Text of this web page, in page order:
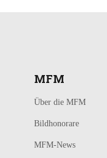
MFM
Über die MFM
Bildhonorare
MFM-News